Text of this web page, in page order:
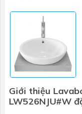
Giới thiệu
LW526NJU#W